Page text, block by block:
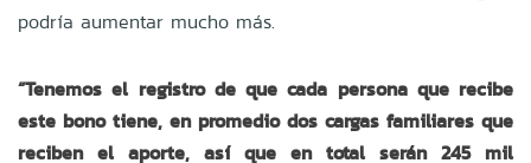
podría aumentar mucho más.
“Tenemos el registro de que cada persona que recibe
este bono tiene, en promedio dos cargas familiares que
reciben el aporte, así que en total serán 245 mil